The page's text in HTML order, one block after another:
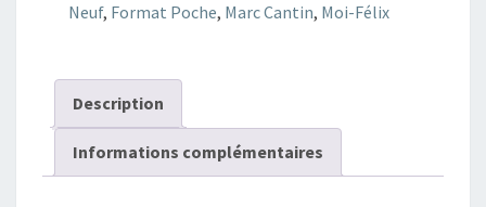
sans
Neuf, Format Poche, Marc Cantin, Moi-Félix
Description
Informations complémentaires